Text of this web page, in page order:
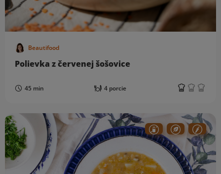
Beautifood
Polievka z červenej šošovice
45 min 4 porcie